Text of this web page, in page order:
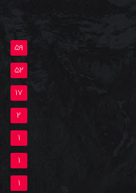
59
52
17
2
1
1
1